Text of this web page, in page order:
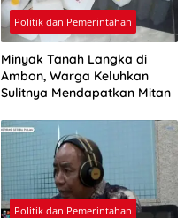
Politik dan Pemerintahan
Minyak Tanah Langka di
Ambon, Warga Keluhkan
Sulitnya Mendapatkan Mitan
Politik dan Pemerintahan